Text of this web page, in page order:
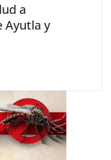
a
Ayutla y